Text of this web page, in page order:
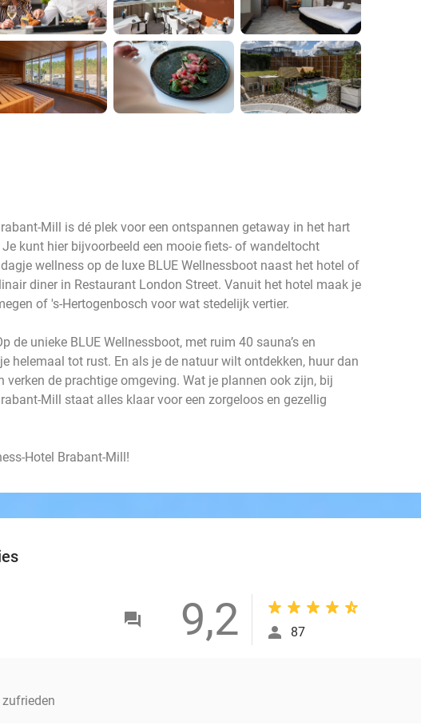
Mill is dé plek voor een ontspannen getaway in het hart
kunt hier bijvoorbeeld een mooie fiets- of wandeltocht
wellness op de luxe BLUE Wellnessboot naast het hotel of
diner in Restaurant London Street. Vanuit het hotel maak je
of 's-Hertogenbosch voor wat stedelijk vertier.
de unieke BLUE Wellnessboot, met ruim 40 sauna’s en
helemaal tot rust. En als je de natuur wilt ontdekken, huur dan
verken de prachtige omgeving. Wat je plannen ook zijn, bij
Mill staat alles klaar voor een zorgeloos en gezellig
Hotel Brabant-Mill!
9,2 87